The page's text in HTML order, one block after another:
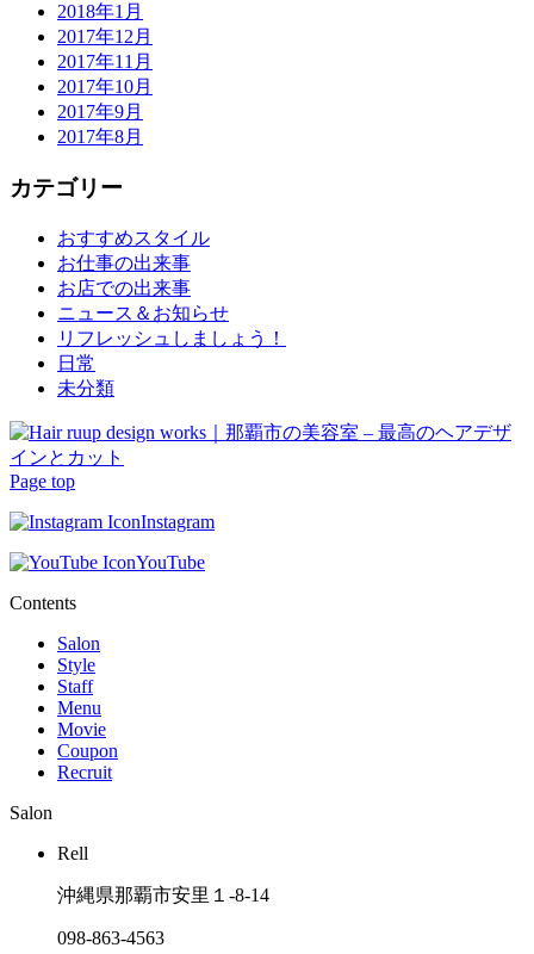
2018年1月
2017年12月
2017年11月
2017年10月
2017年9月
2017年8月
カテゴリー
おすすめスタイル
お仕事の出来事
お店での出来事
ニュース＆お知らせ
リフレッシュしましょう！
日常
未分類
Page top
Instagram
YouTube
Contents
Salon
Style
Staff
Menu
Movie
Coupon
Recruit
Salon
Rell
沖縄県那覇市安里１-8-14
098-863-4563